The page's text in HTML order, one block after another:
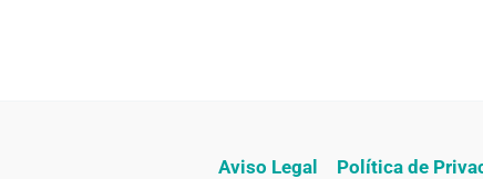
Aviso Legal Política de